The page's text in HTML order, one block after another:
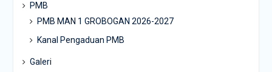
PMB
PMB MAN 1 GROBOGAN 2026-2027
Kanal Pengaduan PMB
Galeri